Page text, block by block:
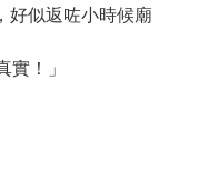
似返咗小時候廟
！」